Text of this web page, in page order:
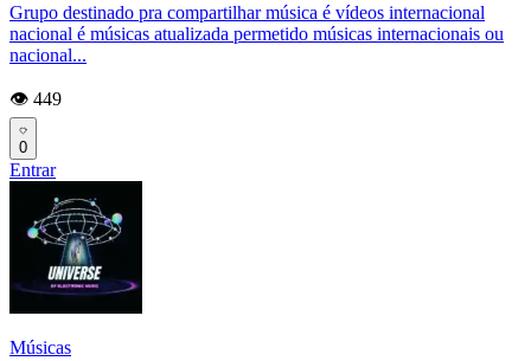
Grupo destinado pra compartilhar música é vídeos internacional
nacional é músicas atualizada permetido músicas internacionais ou
nacional...
👁️ 449
0
Entrar
Músicas